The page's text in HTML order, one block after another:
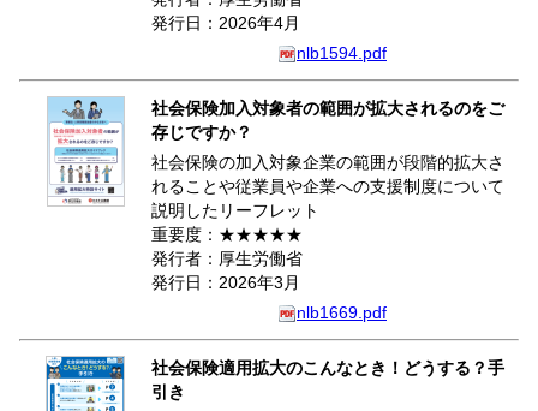
発行日：2026年4月
nlb1594.pdf
社会保険加入対象者の範囲が拡大されるのをご
存じですか？
社会保険の加入対象企業の範囲が段階的拡大さ
れることや従業員や企業への支援制度について
説明したリーフレット
重要度：★★★★★
発行者：厚生労働省
発行日：2026年3月
nlb1669.pdf
社会保険適用拡大のこんなとき！どうする？手
引き